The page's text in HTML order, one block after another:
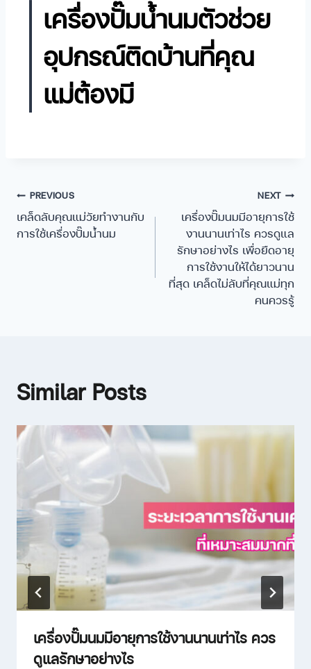
เครื่องปั๊มน้ำนมตัวช่วย
อุปกรณ์ติดบ้านที่คุณ
แม่ต้องมี
PREVIOUS
เคล็ดลับคุณแม่วัยทำงานกับ
การใช้เครื่องปั๊มน้ำนม
NEXT
เครื่องปั๊มนมมีอายุการใช้
งานนานเท่าไร ควรดูแล
รักษาอย่างไร เพื่อยืดอายุ
การใช้งานให้ได้ยาวนาน
ที่สุด เคล็ดไม่ลับที่คุณแม่ทุก
คนควรรู้
Similar Posts
เครื่องปั๊มนมมีอายุการใช้งานนานเท่าไร ควร
ดูแลรักษาอย่างไร